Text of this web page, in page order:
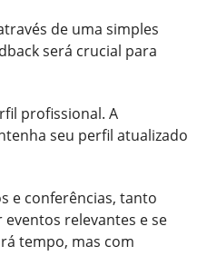
de uma simples
será crucial para
profissional. A
seu perfil atualizado
e conferências, tanto
relevantes e se
tempo, mas com